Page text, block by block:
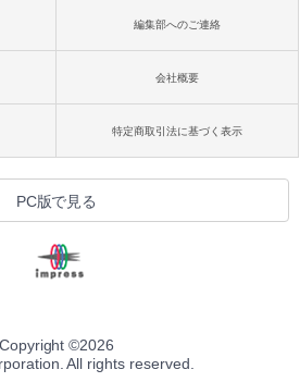
編集部へのご連絡
会社概要
特定商取引法に基づく表示
PC版で見る
Copyright ©2026
All rights reserved.